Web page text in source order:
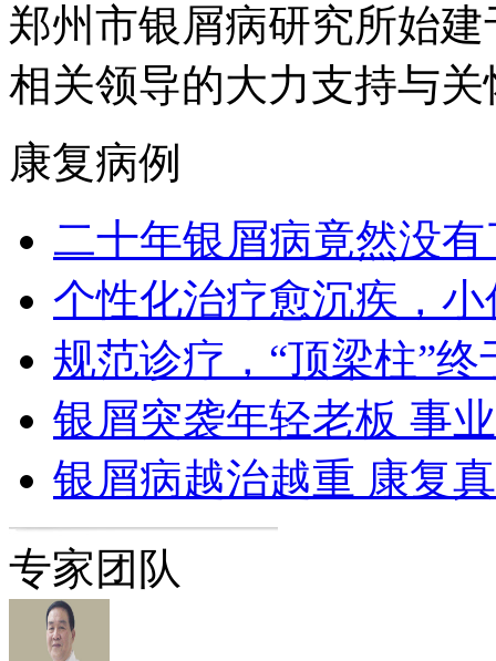
郑州市银屑病研究所始
相关领导的大力支持与
康复病例
二十年银屑病竟然没
个性化治疗愈沉疾，
规范诊疗，“顶梁柱”终
银屑突袭年轻老板 事
银屑病越治越重 康复
专家团队